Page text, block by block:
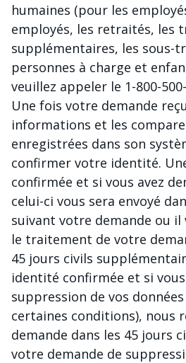
humaines (pour les
employés, les retraités, les
supplémentaires, les sous-
personnes à charge et
veuillez appeler le 1-800-
Une fois votre demande
informations et les
enregistrées dans son
confirmer votre identité.
confirmée et si vous avez
celui-ci vous sera envoyé
suivant votre demande ou il
le traitement de votre
45 jours civils
identité confirmée et si
suppression de vos
certaines conditions), nous
demande dans les 45 jours
votre demande de